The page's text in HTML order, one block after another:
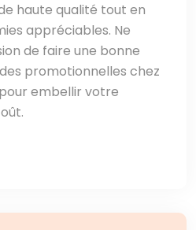
haute qualité tout en
appréciables. Ne
de faire une bonne
promotionnelles chez
embellir votre